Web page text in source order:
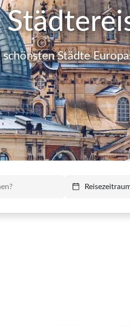
schönsten Städte